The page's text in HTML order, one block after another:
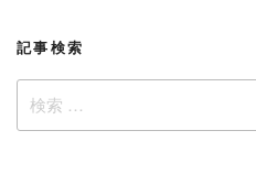
記事検索
索: